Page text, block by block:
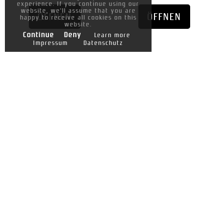
ÖFFNEN ÖFFNEN
experience. If you continue using our
website, we'll assume that you are
happy to receive all cookies on this
website.
Continue Deny
Learn more
Impressum
Datenschutz